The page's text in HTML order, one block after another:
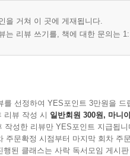
을 거쳐 이 곳에 게재됩니다.
는 리뷰 쓰기를, 책에 대한 문의는
를 선정하여 YES포인트 3만원을 드
리뷰 작성 시 일반회원 300원, 마니
작성한 리뷰만 YES포인트 지급됩니
주문확정 시점부터 마지막 회차 주
행된 클래스는 사락 독서모임 게시